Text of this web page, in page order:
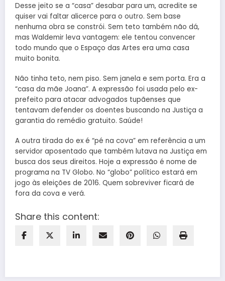
Desse jeito se a “casa” desabar para um, acredite se
quiser vai faltar alicerce para o outro. Sem base
nenhuma obra se constrói. Sem teto também não dá,
mas Waldemir leva vantagem: ele tentou convencer
todo mundo que o Espaço das Artes era uma casa
muito bonita.
Não tinha teto, nem piso. Sem janela e sem porta. Era a
“casa da mãe Joana”. A expressão foi usada pelo ex-
prefeito para atacar advogados tupãenses que
tentavam defender os doentes buscando na Justiça a
garantia do remédio gratuito. Saúde!
A outra tirada do ex é “pé na cova” em referência a um
servidor aposentado que também lutava na Justiça em
busca dos seus direitos. Hoje a expressão é nome de
programa na TV Globo. No “globo” político estará em
jogo às eleições de 2016. Quem sobreviver ficará de
fora da cova e verá.
Share this content: